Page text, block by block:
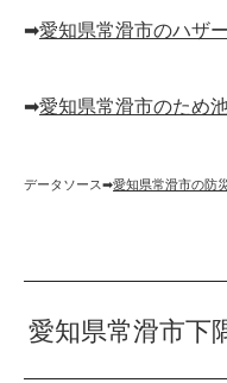
➡︎愛知県常滑市のハザ
➡︎愛知県常滑市のため
データソース➡︎愛知県常滑市の防
愛知県常滑市下